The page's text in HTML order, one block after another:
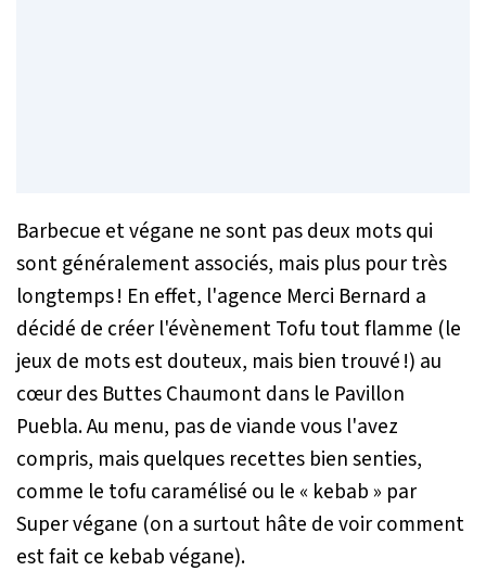
Barbecue et végane ne sont pas deux mots qui
sont généralement associés, mais plus pour très
longtemps ! En effet, l'agence Merci Bernard a
décidé de créer l'évènement Tofu tout flamme (le
jeux de mots est douteux, mais bien trouvé !) au
cœur des Buttes Chaumont dans le Pavillon
Puebla. Au menu, pas de viande vous l'avez
compris, mais quelques recettes bien senties,
comme le tofu caramélisé ou le « kebab » par
Super végane (on a surtout hâte de voir comment
est fait ce kebab végane).